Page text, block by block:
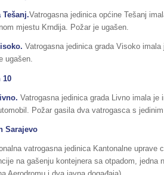
Tešanj.Vatrogasna jedinica općine Tešanj
mjestu Krndija. Požar je ugašen.
Vatrogasna jedinica grada Visoko
ugašen.
10
Vatrogasna jedinica grada Livno imala
Požar gasila dva vatrogasca s
Sarajevo
vatrogasna jedinica Kantonalne
na gašenju kontejnera sa otpadom,